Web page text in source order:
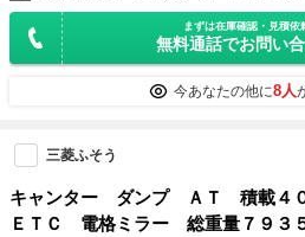
まずは在庫確認・見積依
無料通話でお問い
今あなたの他に8人
三菱ふそう
キャンター ダンプ ＡＴ 積載４
ＥＴＣ 電格ミラー 総重量７９